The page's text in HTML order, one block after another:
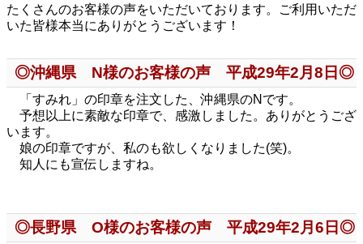
たくさんのお客様の声をいただいております。ご利用いただ
いた皆様本当にありがとうございます！
◎沖縄県 N様のお客様の声 平成29年2月8日◎
「すみれ」の印章を注文した、沖縄県のNです。
予想以上に素敵な印章で、感激しました。ありがとうござ
います。
娘の印章ですが、私のも欲しくなりました(笑)。
知人にも宣伝しますね。
◎長野県 O様のお客様の声 平成29年2月6日◎